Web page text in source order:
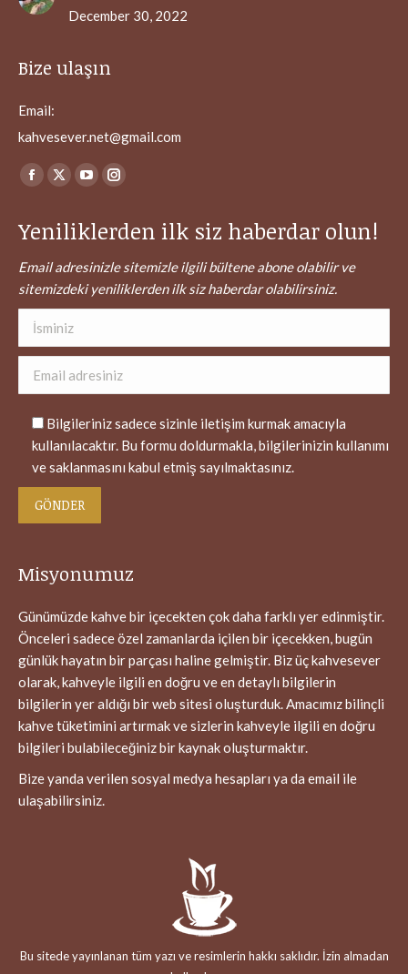
December 30, 2022
Bize ulaşın
Email:
kahvesever.net@gmail.com
Find us on:
Facebook
opens
new
X
opens
new
YouTube
opens
new
Instagram
opens
new
Yeniliklerden ilk siz haberdar olun!
Email adresinizle sitemizle ilgili bültene abone olabilir ve
sitemizdeki yeniliklerden ilk siz haberdar olabilirsiniz.
Bilgileriniz sadece sizinle iletişim kurmak amacıyla
kullanılacaktır. Bu formu doldurmakla, bilgilerinizin kullanımı
ve saklanmasını kabul etmiş sayılmaktasınız.
Misyonumuz
Günümüzde kahve bir içecekten çok daha farklı yer edinmiştir.
Önceleri sadece özel zamanlarda içilen bir içecekken, bugün
günlük hayatın bir parçası haline gelmiştir. Biz üç kahvesever
olarak, kahveyle ilgili en doğru ve en detaylı bilgilerin
bilgilerin yer aldığı bir web sitesi oluşturduk. Amacımız bilinçli
kahve tüketimini artırmak ve sizlerin kahveyle ilgili en doğru
bilgileri bulabileceğiniz bir kaynak oluşturmaktır.
Bize yanda verilen sosyal medya hesapları ya da email ile
ulaşabilirsiniz.
Bu sitede yayınlanan tüm yazı ve resimlerin hakkı saklıdır. İzin almadan